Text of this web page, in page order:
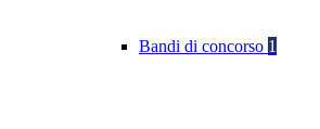
Bandi di concorso 1